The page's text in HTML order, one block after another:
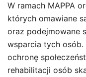
W ramach MAPPA
których omawiane
oraz podejmowane
wsparcia tych osób.
ochronę
rehabilitacji osób